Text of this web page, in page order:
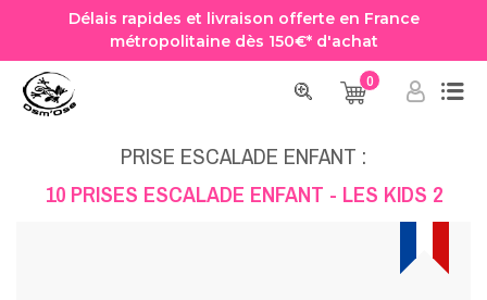
Délais rapides et livraison offerte en France
métropolitaine dès 150€* d'achat
0
Accueil Prise Escalade
10 PRISES ESCALADE ENFANT - LES KIDS 2
PRISE ESCALADE ENFANT :
10 PRISES ESCALADE ENFANT - LES KIDS 2